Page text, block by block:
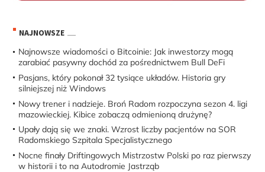
NAJNOWSZE
Najnowsze wiadomości o Bitcoinie: Jak inwestorzy mogą
zarabiać pasywny dochód za pośrednictwem Bull DeFi
Pasjans, który pokonał 32 tysiące układów. Historia gry
silniejszej niż Windows
Nowy trener i nadzieje. Broń Radom rozpoczyna sezon 4. ligi
mazowieckiej. Kibice zobaczą odmienioną drużynę?
Upały dają się we znaki. Wzrost liczby pacjentów na SOR
Radomskiego Szpitala Specjalistycznego
Nocne finały Driftingowych Mistrzostw Polski po raz pierwszy
w historii i to na Autodromie Jastrząb